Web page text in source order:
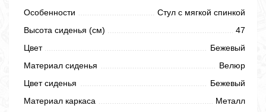
Особенности
Стул с мягкой спинкой
Высота сиденья (см)
47
Цвет
Бежевый
Материал сиденья
Велюр
Цвет сиденья
Бежевый
Материал каркаса
Металл